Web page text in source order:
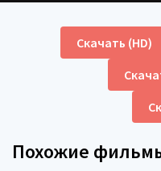
Скачать (HD)
Похожие